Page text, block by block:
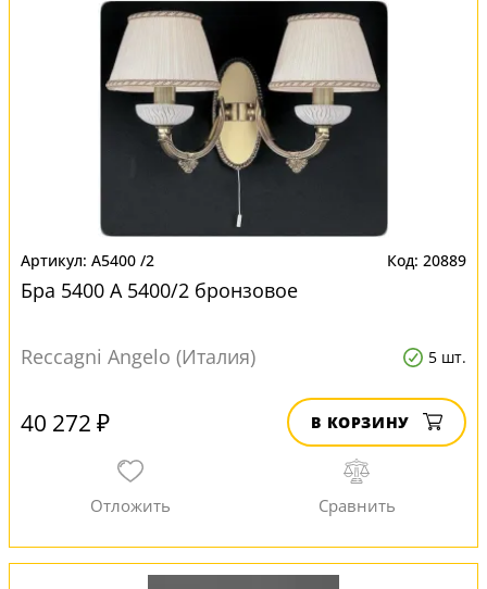
A5400 /2 20889
Бра 5400 A 5400/2 бронзовое
Reccagni Angelo (Италия) 5 шт.
40 272 ₽ В КОРЗИНУ